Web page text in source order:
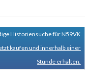
Historiensuche für N59VK
kaufen und innerhalb einer
Stunde erhalten.